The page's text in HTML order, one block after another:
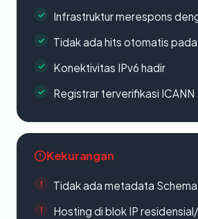
Infrastruktur merespons
Tidak ada hits otomatis
Konektivitas IPv6 hadir
Registrar terverifikasi ICANN
Kekurangan
Tidak ada metadata
Hosting di blok IP